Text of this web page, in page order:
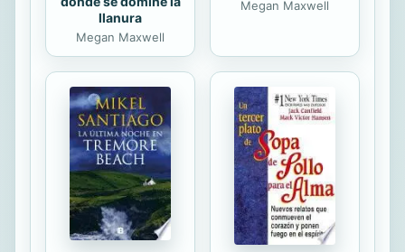
llanura
Megan Maxwell
Megan Maxwell